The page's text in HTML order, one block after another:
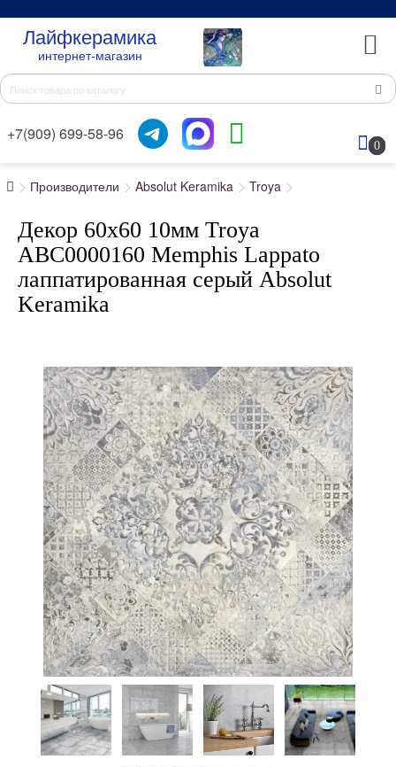
Лайфкерамика
интернет-магазин
+7(909) 699-58-96
0
Производители Absolut Keramika Troya
Декор 60x60 10мм Troya
ABC0000160 Memphis Lappato
лаппатированная серый Absolut
Keramika